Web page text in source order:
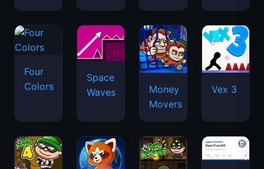
Four
Colors
Space
Waves
Money
Movers
Vex 3